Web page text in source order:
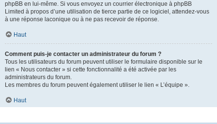
phpBB en lui-même. Si vous envoyez un courrier électronique à phpBB
Limited à propos d’une utilisation de tierce partie de ce logiciel, attendez-vous
à une réponse laconique ou à ne pas recevoir de réponse.
Haut
Comment puis-je contacter un administrateur du forum ?
Tous les utilisateurs du forum peuvent utiliser le formulaire disponible sur le
lien « Nous contacter » si cette fonctionnalité a été activée par les
administrateurs du forum.
Les membres du forum peuvent également utiliser le lien « L’équipe ».
Haut